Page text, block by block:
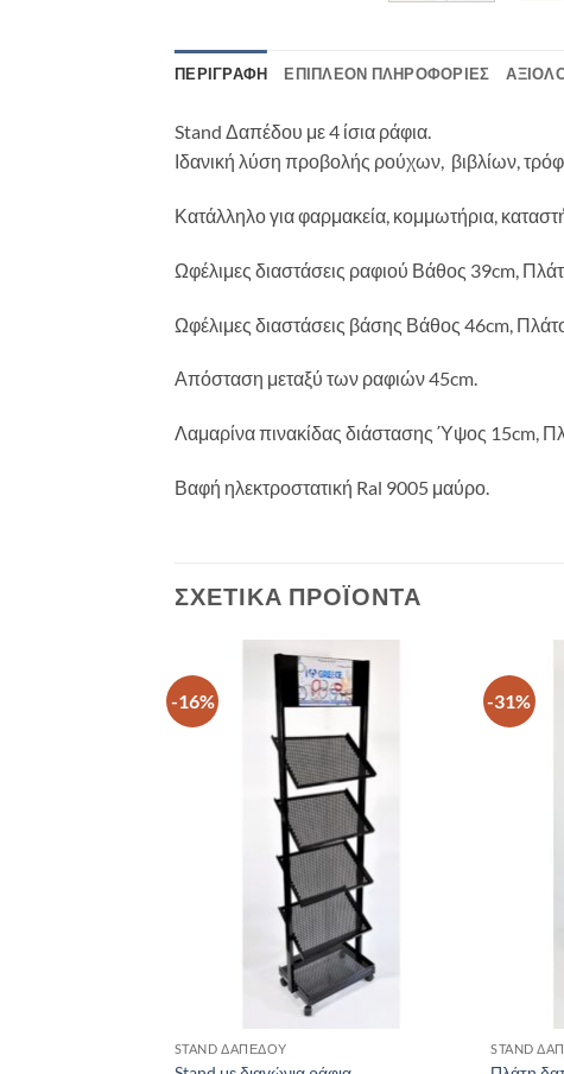
ΠΕΡΙΓΡΑΦΉ ΕΠΙΠΛΈΟΝ ΠΛΗΡΟΦΟΡΊΕΣ
Stand Δαπέδου με 4 ίσια ράφια.
Ιδανική λύση προβολής ρούχων, βιβλίων,
Κατάλληλο για φαρμακεία, κομμωτήρια,
Ωφέλιμες διαστάσεις ραφιού Βάθος 39cm,
Ωφέλιμες διαστάσεις βάσης Βάθος 46cm,
Απόσταση μεταξύ των ραφιών 45cm.
Λαμαρίνα πινακίδας διάστασης Ύψος 15cm,
Βαφή ηλεκτροστατική Ral 9005 μαύρο.
ΣΧΕΤΙΚΆ ΠΡΟΪΌΝΤΑ
-16%
ΠΡΟΣΘΉΚΗ
ΣΤΗ ΛΊΣΤΑ
ΕΠΙΘΥΜΙΏΝ
STAND ΔΑΠΈΔΟΥ
-31%
STAND